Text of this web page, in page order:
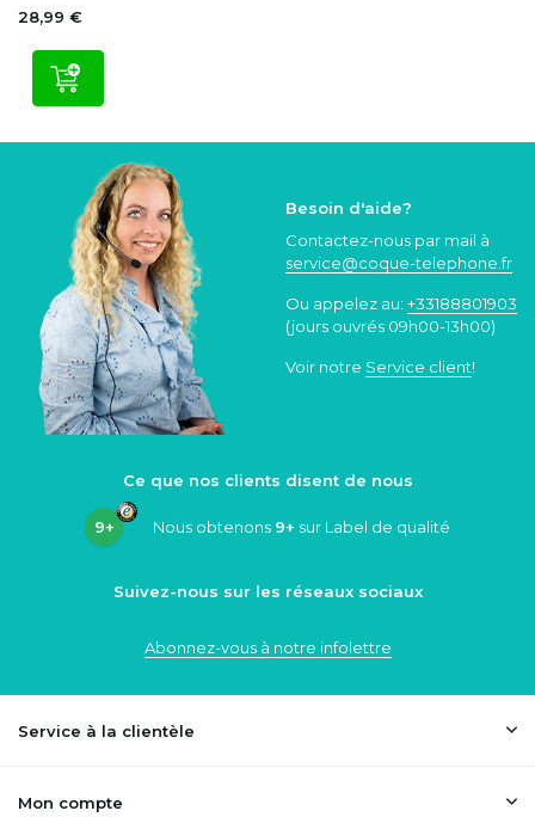
28,99 €
Besoin d'aide?
Contactez-nous par mail à
service@coque-telephone.fr
Ou appelez au: +33188801903
(jours ouvrés 09h00-13h00)
Voir notre Service client!
Ce que nos clients disent de nous
9+ Nous obtenons 9+ sur Label de qualité
Suivez-nous sur les réseaux sociaux
Abonnez-vous à notre infolettre
Service à la clientèle
Mon compte